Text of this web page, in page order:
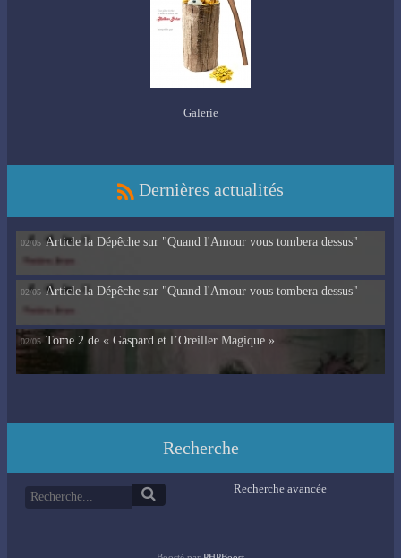
Galerie
Dernières actualités
02/05 Article la Dépêche sur "Quand l'Amour vous tombera dessus"
02/05 Article la Dépêche sur "Quand l'Amour vous tombera dessus"
02/05 Tome 2 de « Gaspard et l’Oreiller Magique »
Recherche
Recherche avancée